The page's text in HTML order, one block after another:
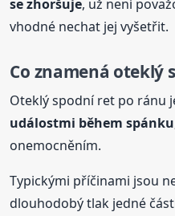
se zhoršuje, už není
vhodné nechat jej vyšetřit.
Co znamená oteklý
Oteklý spodní ret po ránu
událostmi během spánku
onemocněním.
Typickými příčinami jsou
dlouhodobý tlak jedné